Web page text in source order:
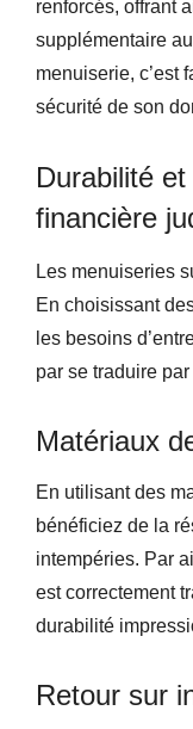
renforcés, offrant
supplémentaire
menuiserie, c’est
sécurité de son
Durabilité
financière
Les menuiseries
En choisissant
les besoins
par se traduire
Matériaux
En utilisant des
bénéficiez de la
intempéries. Par
est correctement
durabilité
Retour sur